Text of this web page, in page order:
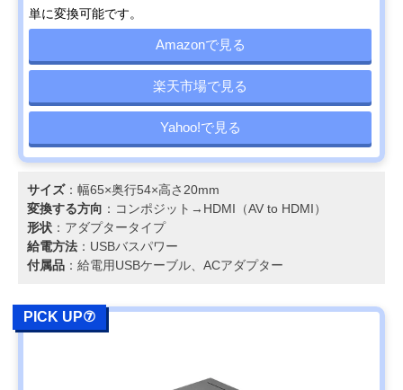
単に変換可能です。
Amazonで見る
楽天市場で見る
Yahoo!で見る
サイズ：幅65×奥行54×高さ20mm
変換する方向 ：コンポジット→HDMI（AV to HDMI）
形状 ：アダプタータイプ
給電方法 ：USBバスパワー
付属品 ：給電用USBケーブル、ACアダプター
PICK UP⑦